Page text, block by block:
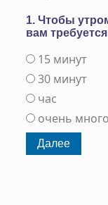
1. Чтобы
вам
15 минут
30 минут
час
очень